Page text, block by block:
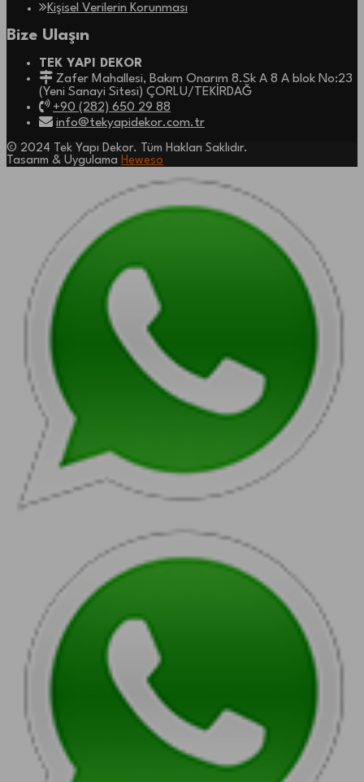
Kişisel Verilerin Korunması
Bize Ulaşın
TEK YAPI DEKOR
Zafer Mahallesi, Bakım Onarım 8.Sk A 8 A blok No:23
(Yeni Sanayi Sitesi) ÇORLU/TEKİRDAĞ
+90 (282) 650 29 88
info@tekyapidekor.com.tr
© 2024 Tek Yapı Dekor. Tüm Hakları Saklıdır.
Tasarım & Uygulama Heweso